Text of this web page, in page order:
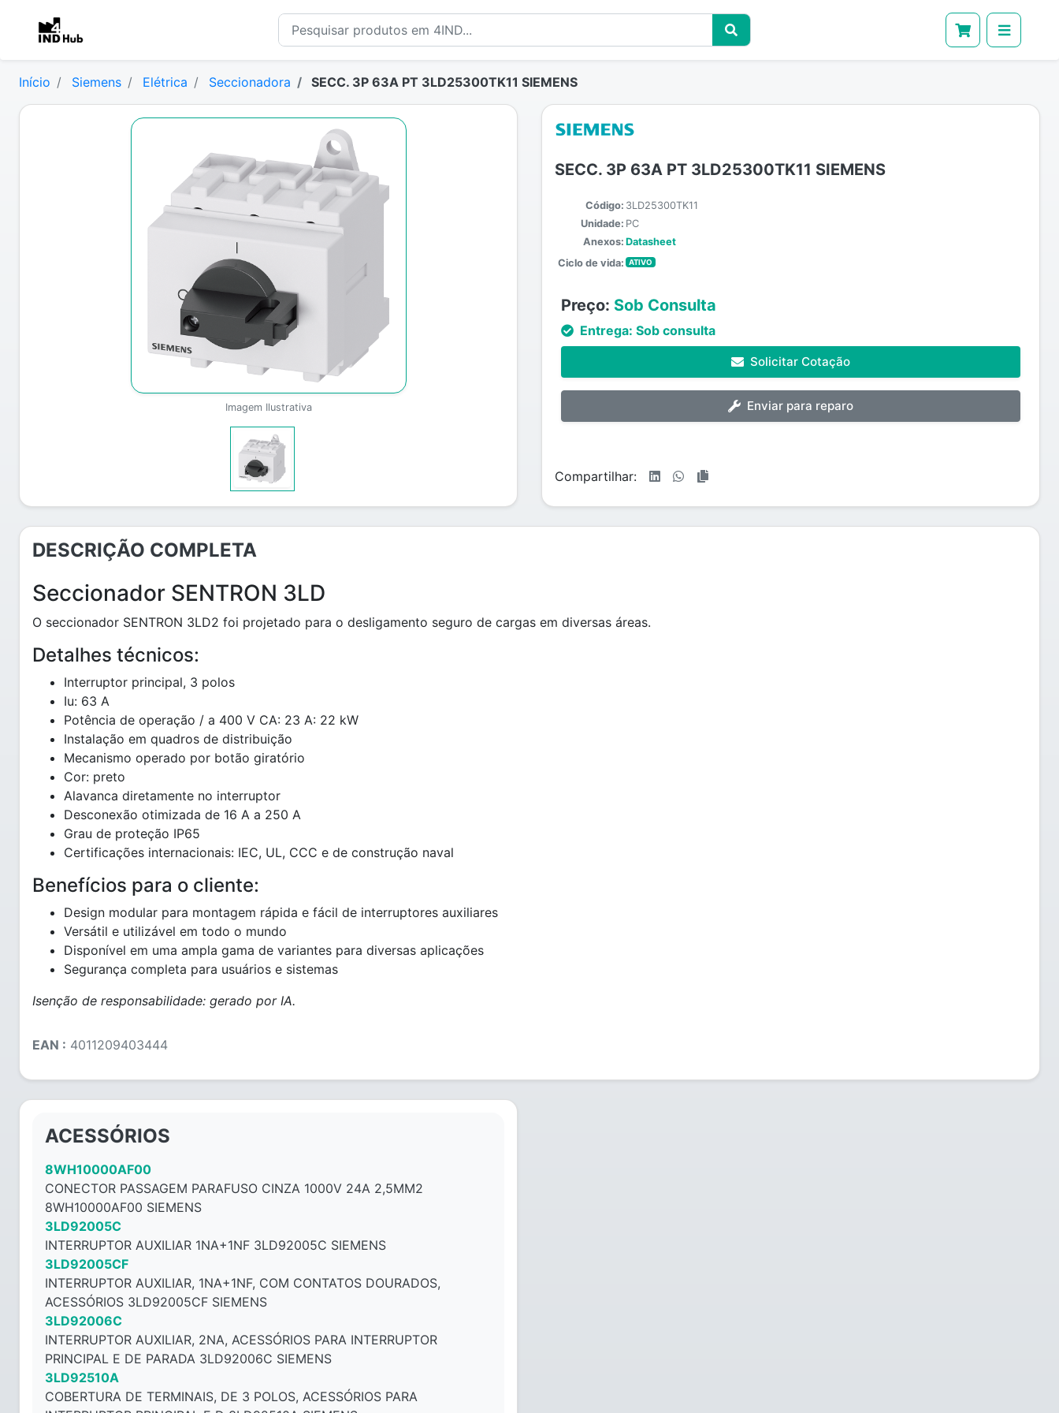
Início Siemens Elétrica Seccionadora SECC. 3P 63A PT 3LD25300TK11 SIEMENS
Imagem Ilustrativa
SECC. 3P 63A PT 3LD25300TK11 SIEMENS
Código: 3LD25300TK11
Unidade: PC
Anexos: Datasheet
Ciclo de vida:
ATIVO
Preço: Sob Consulta
Entrega: Sob consulta
Solicitar Cotação
Enviar para reparo
Compartilhar:
DESCRIÇÃO COMPLETA
Seccionador SENTRON 3LD
O seccionador SENTRON 3LD2 foi projetado para o desligamento seguro de cargas em diversas áreas.
Detalhes técnicos:
Interruptor principal, 3 polos
Iu: 63 A
Potência de operação / a 400 V CA: 23 A: 22 kW
Instalação em quadros de distribuição
Mecanismo operado por botão giratório
Cor: preto
Alavanca diretamente no interruptor
Desconexão otimizada de 16 A a 250 A
Grau de proteção IP65
Certificações internacionais: IEC, UL, CCC e de construção naval
Benefícios para o cliente:
Design modular para montagem rápida e fácil de interruptores auxiliares
Versátil e utilizável em todo o mundo
Disponível em uma ampla gama de variantes para diversas aplicações
Segurança completa para usuários e sistemas
Isenção de responsabilidade: gerado por IA.
EAN : 4011209403444
ACESSÓRIOS
8WH10000AF00
CONECTOR PASSAGEM PARAFUSO CINZA 1000V 24A 2,5MM2
8WH10000AF00 SIEMENS
3LD92005C
INTERRUPTOR AUXILIAR 1NA+1NF 3LD92005C SIEMENS
3LD92005CF
INTERRUPTOR AUXILIAR, 1NA+1NF, COM CONTATOS DOURADOS,
ACESSÓRIOS 3LD92005CF SIEMENS
3LD92006C
INTERRUPTOR AUXILIAR, 2NA, ACESSÓRIOS PARA INTERRUPTOR
PRINCIPAL E DE PARADA 3LD92006C SIEMENS
3LD92510A
COBERTURA DE TERMINAIS, DE 3 POLOS, ACESSÓRIOS PARA